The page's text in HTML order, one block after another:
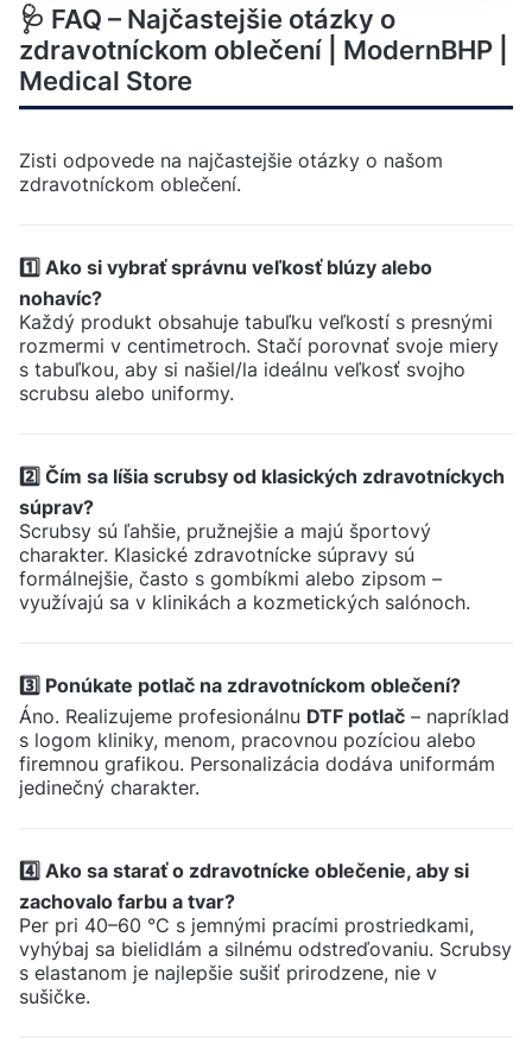
🩺 FAQ – Najčastejšie otázky o
zdravotníckom oblečení | ModernBHP |
Medical Store
Zisti odpovede na najčastejšie otázky o našom
zdravotníckom oblečení.
1️⃣ Ako si vybrať správnu veľkosť blúzy alebo
nohavíc?
Každý produkt obsahuje tabuľku veľkostí s presnými
rozmermi v centimetroch. Stačí porovnať svoje miery
s tabuľkou, aby si našiel/la ideálnu veľkosť svojho
scrubsu alebo uniformy.
2️⃣ Čím sa líšia scrubsy od klasických zdravotníckych
súprav?
Scrubsy sú ľahšie, pružnejšie a majú športový
charakter. Klasické zdravotnícke súpravy sú
formálnejšie, často s gombíkmi alebo zipsom –
využívajú sa v klinikách a kozmetických salónoch.
3️⃣ Ponúkate potlač na zdravotníckom oblečení?
Áno. Realizujeme profesionálnu DTF potlač – napríklad
s logom kliniky, menom, pracovnou pozíciou alebo
firemnou grafikou. Personalizácia dodáva uniformám
jedinečný charakter.
4️⃣ Ako sa starať o zdravotnícke oblečenie, aby si
zachovalo farbu a tvar?
Per pri 40–60 °C s jemnými pracími prostriedkami,
vyhýbaj sa bielidlám a silnému odstreďovaniu. Scrubsy
s elastanom je najlepšie sušiť prirodzene, nie v
sušičke.